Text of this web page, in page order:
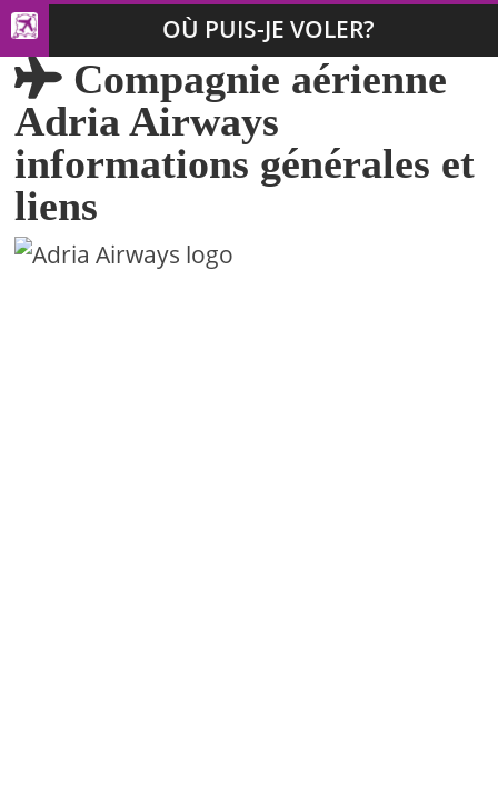
OÙ PUIS-JE VOLER?
Compagnie aérienne
Adria Airways
informations générales et
liens